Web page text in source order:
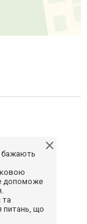
бажають
допоможе
та
питань, що